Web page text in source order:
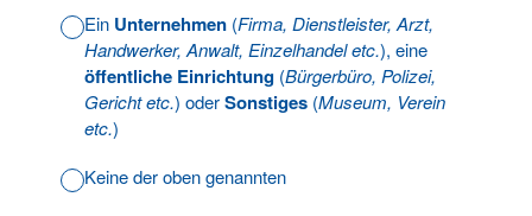
Ein Unternehmen (Firma, Dienstleister, Arzt,
Handwerker, Anwalt, Einzelhandel etc.), eine
öffentliche Einrichtung (Bürgerbüro, Polizei,
Gericht etc.) oderSonstiges (Museum, Verein
etc.)
Keine der oben genannten